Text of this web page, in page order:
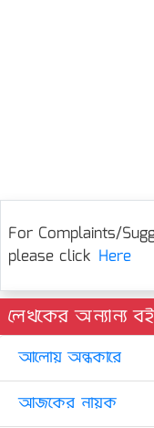
For Complaints/
please click Here
লেখকের অন্যান্য বই
আলোয় অন্ধকারে
আজকের নায়ক